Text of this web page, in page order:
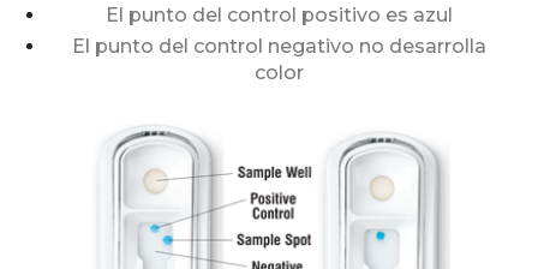
El punto del control positivo es azul
El punto del control negativo no desarrolla
color